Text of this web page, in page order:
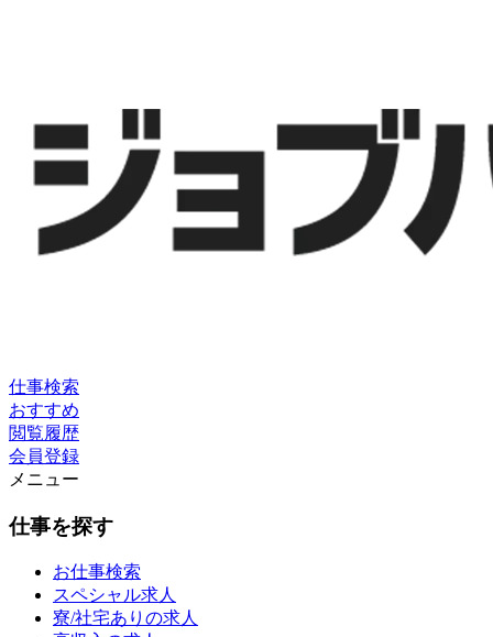
仕事検索
おすすめ
閲覧履歴
会員登録
メニュー
仕事を探す
お仕事検索
スペシャル求人
寮/社宅ありの求人